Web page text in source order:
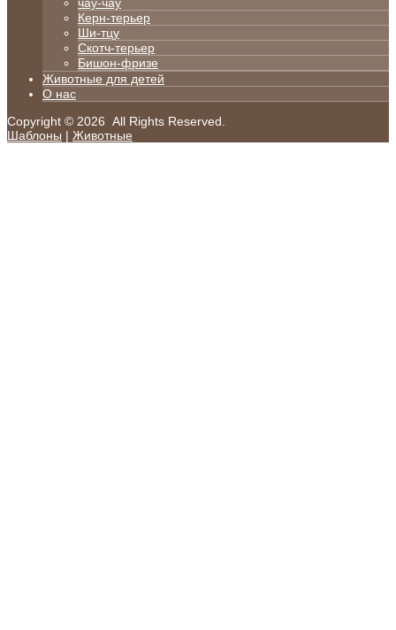
Керн-терьер
Ши-тцу
Скотч-терьер
Бишон-фризе
Животные для детей
О нас
Copyright © 2026 All Rights Reserved.
Шаблоны | Животные